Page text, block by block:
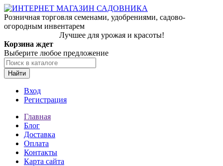
Розничная торговля семенами, удобрениями, садово-
огородным инвентарем
Лучшее для урожая и красоты!
Корзина ждет
Выберите любое предложение
Найти
Вход
Регистрация
Главная
Блог
Доставка
Оплата
Контакты
Карта сайта